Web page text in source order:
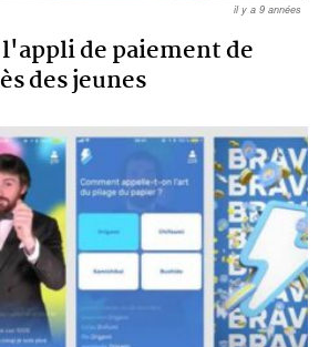
de paiement de
des jeunes
il y a 9 années